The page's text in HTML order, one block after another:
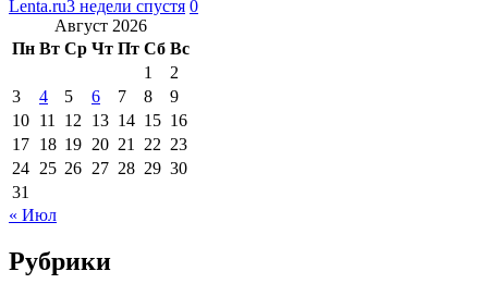
Lenta.ru3 недели спустя 0
Август 2026
Пн Вт Ср Чт Пт Сб Вс
1
2
3
4 5 6 7 8
9
10 11 12 13 14 15 16
17 18 19 20 21 22 23
24 25 26 27 28 29 30
31
« Июл
Рубрики